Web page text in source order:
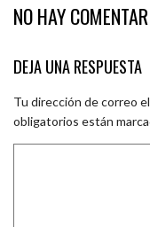
NO HAY
DEJA UNA RESPUESTA
Tu dirección de correo
obligatorios están